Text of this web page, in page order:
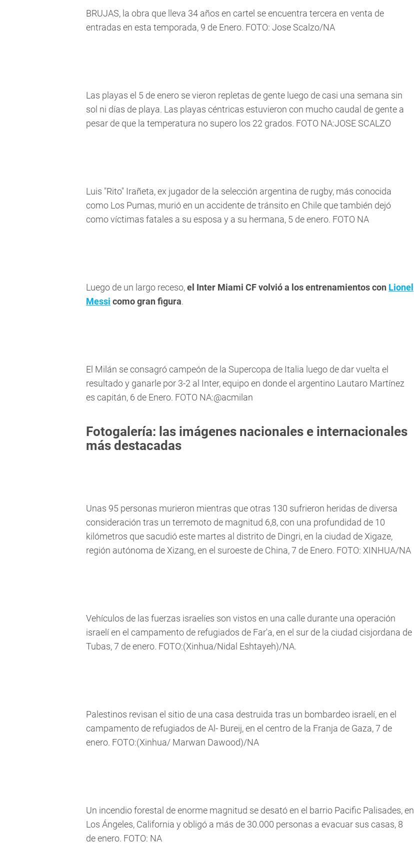
BRUJAS, la obra que lleva 34 años en cartel se encuentra tercera en venta de
entradas en esta temporada, 9 de Enero. FOTO: Jose Scalzo/NA
Las playas el 5 de enero se vieron repletas de gente luego de casi una semana sin
sol ni días de playa. Las playas céntricas estuvieron con mucho caudal de gente a
pesar de que la temperatura no supero los 22 grados. FOTO NA:JOSE SCALZO
Luis "Rito" Irañeta, ex jugador de la selección argentina de rugby, más conocida
como Los Pumas, murió en un accidente de tránsito en Chile que también dejó
como víctimas fatales a su esposa y a su hermana, 5 de enero. FOTO NA
Luego de un largo receso,el Inter Miami CF volvió a los entrenamientos con Lionel
Messi como gran figura.
El Milán se consagró campeón de la Supercopa de Italia luego de dar vuelta el
resultado y ganarle por 3-2 al Inter, equipo en donde el argentino Lautaro Martínez
es capitán, 6 de Enero. FOTO NA:@acmilan
Fotogalería: las imágenes nacionales e internacionales
más destacadas
Unas 95 personas murieron mientras que otras 130 sufrieron heridas de diversa
consideración tras un terremoto de magnitud 6,8, con una profundidad de 10
kilómetros que sacudió este martes al distrito de Dingri, en la ciudad de Xigaze,
región autónoma de Xizang, en el suroeste de China, 7 de Enero. FOTO: XINHUA/NA
Vehículos de las fuerzas israelíes son vistos en una calle durante una operación
israelí en el campamento de refugiados de Far'a, en el sur de la ciudad cisjordana de
Tubas, 7 de enero. FOTO:(Xinhua/Nidal Eshtayeh)/NA.
Palestinos revisan el sitio de una casa destruida tras un bombardeo israelí, en el
campamento de refugiados de Al- Bureij, en el centro de la Franja de Gaza, 7 de
enero. FOTO:(Xinhua/ Marwan Dawood)/NA
Un incendio forestal de enorme magnitud se desató en el barrio Pacific Palisades, en
Los Ángeles, California y obligó a más de 30.000 personas a evacuar sus casas, 8
de enero. FOTO: NA